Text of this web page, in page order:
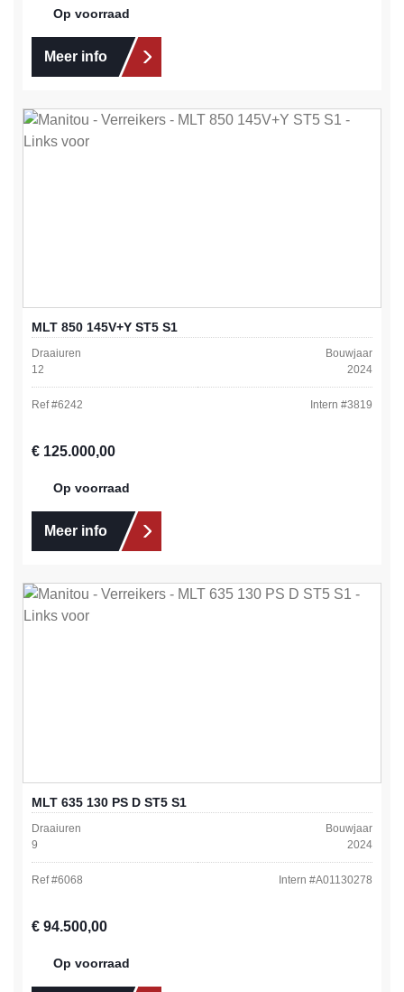
Op voorraad
Meer info
MLT 850 145V+Y ST5 S1
Draaiuren
12
Bouwjaar
2024
Ref #6242 Intern #3819
Normale prijs:
€ 125.000,00
Op voorraad
Meer info
MLT 635 130 PS D ST5 S1
Draaiuren
9
Bouwjaar
2024
Ref #6068 Intern #A01130278
Normale prijs:
€ 94.500,00
Op voorraad